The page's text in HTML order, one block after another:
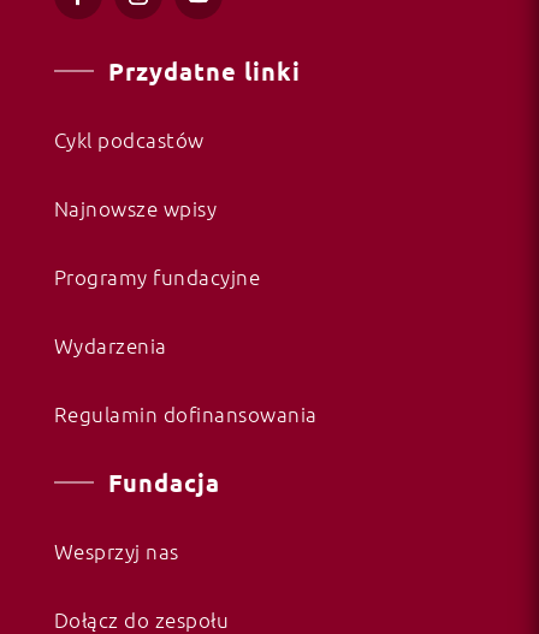
Przydatne linki
Cykl podcastów
Najnowsze wpisy
Programy fundacyjne
Wydarzenia
Regulamin dofinansowania
Fundacja
Wesprzyj nas
Dołącz do zespołu